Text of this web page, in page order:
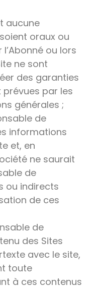
aucune
oraux ou
ou lors
ne sont
des garanties
par les
générales ;
de
informations
et, en
ne saurait
de
ou indirects
de ces
de
des Sites
avec le site,
toute
à ces contenus